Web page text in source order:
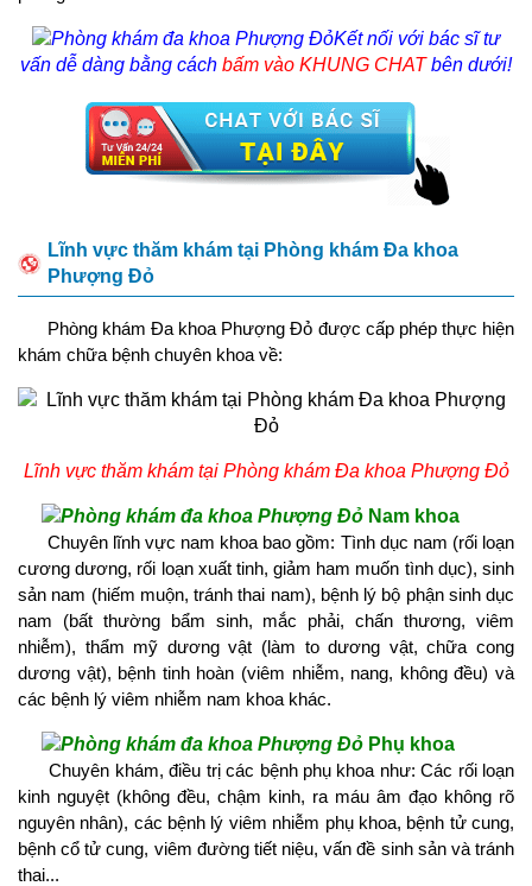
Kết nối với bác sĩ tư
vấn dễ dàng bằng cách bấm vào KHUNG CHATbên dưới!
Lĩnh vực thăm khám tại Phòng khám Đa khoa
Phượng Đỏ
Phòng khám Đa khoa Phượng Đỏ được cấp phép thực hiện
khám chữa bệnh chuyên khoa về:
Lĩnh vực thăm khám tại Phòng khám Đa khoa Phượng Đỏ
Nam khoa
Chuyên lĩnh vực nam khoa bao gồm: Tình dục nam (rối loạn
cương dương, rối loạn xuất tinh, giảm ham muốn tình dục), sinh
sản nam (hiếm muộn, tránh thai nam), bệnh lý bộ phận sinh dục
nam (bất thường bẩm sinh, mắc phải, chấn thương, viêm
nhiễm), thẩm mỹ dương vật (làm to dương vật, chữa cong
dương vật), bệnh tinh hoàn (viêm nhiễm, nang, không đều) và
các bệnh lý viêm nhiễm nam khoa khác.
Phụ khoa
Chuyên khám, điều trị các bệnh phụ khoa như: Các rối loạn
kinh nguyệt (không đều, chậm kinh, ra máu âm đạo không rõ
nguyên nhân), các bệnh lý viêm nhiễm phụ khoa, bệnh tử cung,
bệnh cổ tử cung, viêm đường tiết niệu, vấn đề sinh sản và tránh
thai...